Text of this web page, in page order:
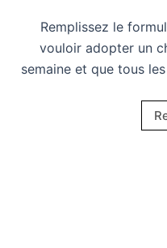
Remplissez le
vouloir adopter un
semaine et que tous